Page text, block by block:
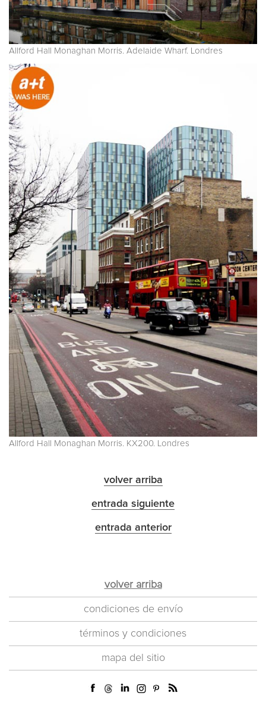
Allford Hall Monaghan Morris. Adelaide Wharf. Londres
Allford Hall Monaghan Morris. KX200. Londres
volver arriba
entrada siguiente
entrada anterior
volver arriba
condiciones de envío
términos y condiciones
mapa del sitio